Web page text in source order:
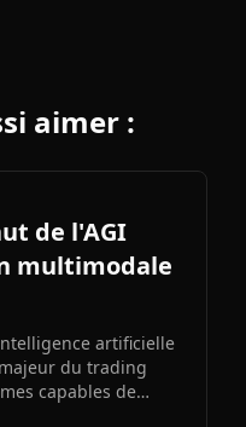
aimer :
de l'AGI
multimodale
artificielle
du trading
capables de